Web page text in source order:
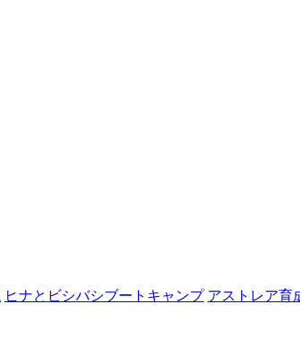
ヒナとビシバシブートキャンプ アストレア育